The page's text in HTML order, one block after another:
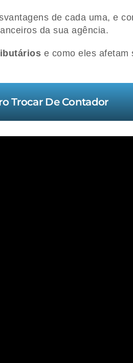
de cada uma, e
da sua agência.
e como eles afetam
Trocar De Contador